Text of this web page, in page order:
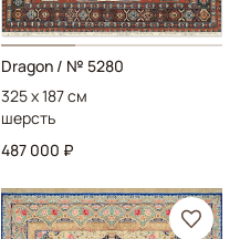
Dragon / № 5280
325 x 187 см
шерсть
487 000 ₽